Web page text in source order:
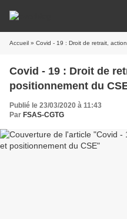
Accueil » Covid - 19 : Droit de retrait,
Covid - 19 : Droit de
positionnement du
Publié le 23/03/2020 à 11:43
Par FSAS-CGTG